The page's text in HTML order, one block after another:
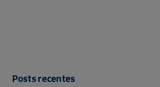
Posts recentes